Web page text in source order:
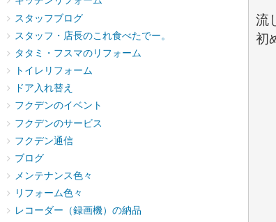
流
初
スタッフブログ
スタッフ・店長のこれ食べたでー。
タタミ・フスマのリフォーム
トイレリフォーム
ドア入れ替え
フクデンのイベント
フクデンのサービス
フクデン通信
ブログ
メンテナンス色々
リフォーム色々
レコーダー（録画機）の納品